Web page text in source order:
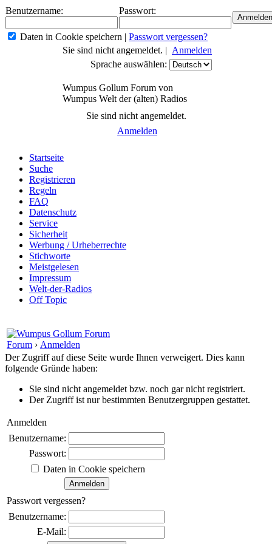
Benutzername: Passwort:
Daten in Cookie speichern | Passwort vergessen?
Sie sind nicht angemeldet. | Anmelden
Sprache auswählen:
Wumpus Gollum Forum von
Wumpus Welt der (alten) Radios
Sie sind nicht angemeldet.
Anmelden
Startseite
Suche
Registrieren
Regeln
FAQ
Datenschutz
Service
Sicherheit
Werbung / Urheberrechte
Stichworte
Meistgelesen
Impressum
Welt-der-Radios
Off Topic
Forum › Anmelden
Der Zugriff auf diese Seite wurde Ihnen verweigert. Dies kann
folgende Gründe haben:
Sie sind nicht angemeldet bzw. noch gar nicht registriert.
Der Zugriff ist nur bestimmten Benutzergruppen gestattet.
Anmelden
Benutzername:
Passwort:
Daten in Cookie speichern
Passwort vergessen?
Benutzername:
E-Mail: